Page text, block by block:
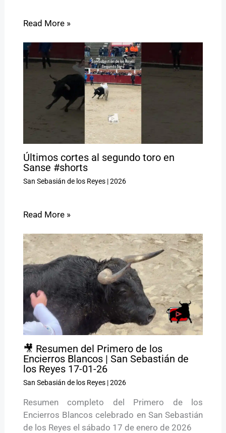
Read More »
Últimos cortes al segundo toro en
Sanse #shorts
San Sebasián de los Reyes|2026
Read More »
🎥 Resumen del Primero de los
Encierros Blancos | San Sebastián de
los Reyes 17-01-26
San Sebasián de los Reyes|2026
Resumen completo del Primero de los
Encierros Blancos celebrado en San Sebastián
de los Reyes el sábado 17 de enero de 2026